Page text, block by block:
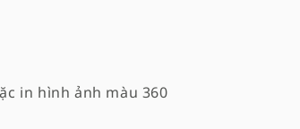
in hình ảnh màu 360